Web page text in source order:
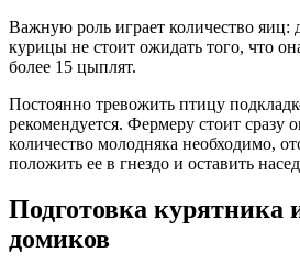
Важную роль играет количество яиц:
курицы не стоит ожидать того, что
более 15 цыплят.
Постоянно тревожить птицу
рекомендуется. Фермеру стоит сразу
количество молодняка необходимо,
положить ее в гнездо и оставить
Подготовка курятника
домиков